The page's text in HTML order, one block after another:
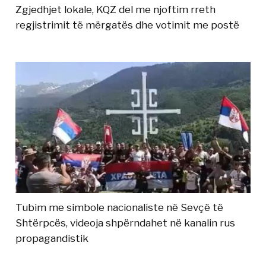
Zgjedhjet lokale, KQZ del me njoftim rreth
regjistrimit të mërgatës dhe votimit me postë
Tubim me simbole nacionaliste në Sevçë të
Shtërpcës, videoja shpërndahet në kanalin rus
propagandistik